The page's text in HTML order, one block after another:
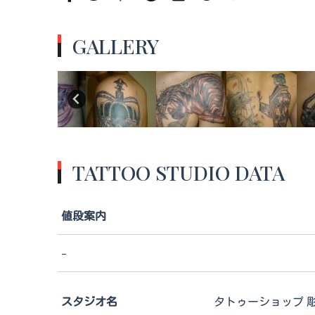
GALLERY
TATTOO STUDIO DATA
値段案内
-
スタジオ名 タトゥーショップ